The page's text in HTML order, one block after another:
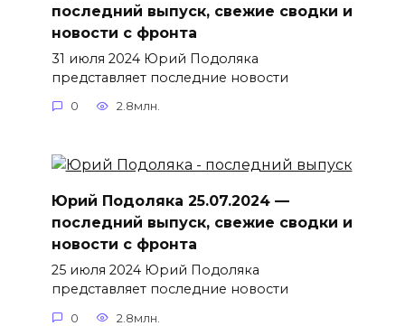
последний выпуск, свежие сводки и
новости с фронта
31 июля 2024 Юрий Подоляка
представляет последние новости
0 2.8млн.
Юрий Подоляка 25.07.2024 —
последний выпуск, свежие сводки и
новости с фронта
25 июля 2024 Юрий Подоляка
представляет последние новости
0 2.8млн.